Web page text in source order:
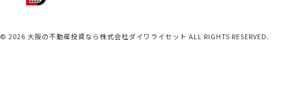
© 2026 大阪の不動産投資なら株式会社ダイワライセット ALL RIGHTS RESERVED.